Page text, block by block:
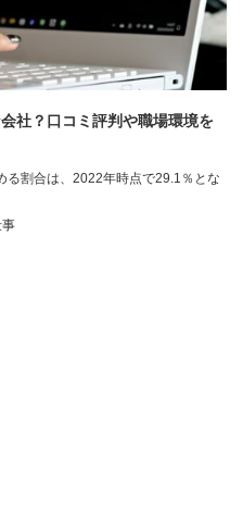
社？口コミ評判や職場環境を
る割合は、2022年時点で29.1％とな